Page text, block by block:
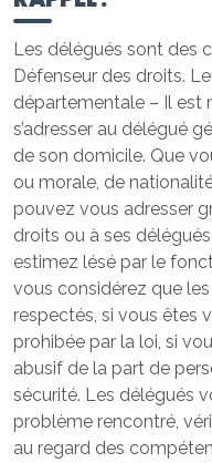
Les délégués sont des
Défenseur des droits.
départementale – Il est
s’adresser au délégué
de son domicile. Que
ou morale, de
pouvez vous adresser
droits ou à ses
estimez lésé par le
vous considérez que
respectés, si vous êtes
prohibée par la loi, si
abusif de la part de
sécurité. Les délégués
problème rencontré,
au regard des